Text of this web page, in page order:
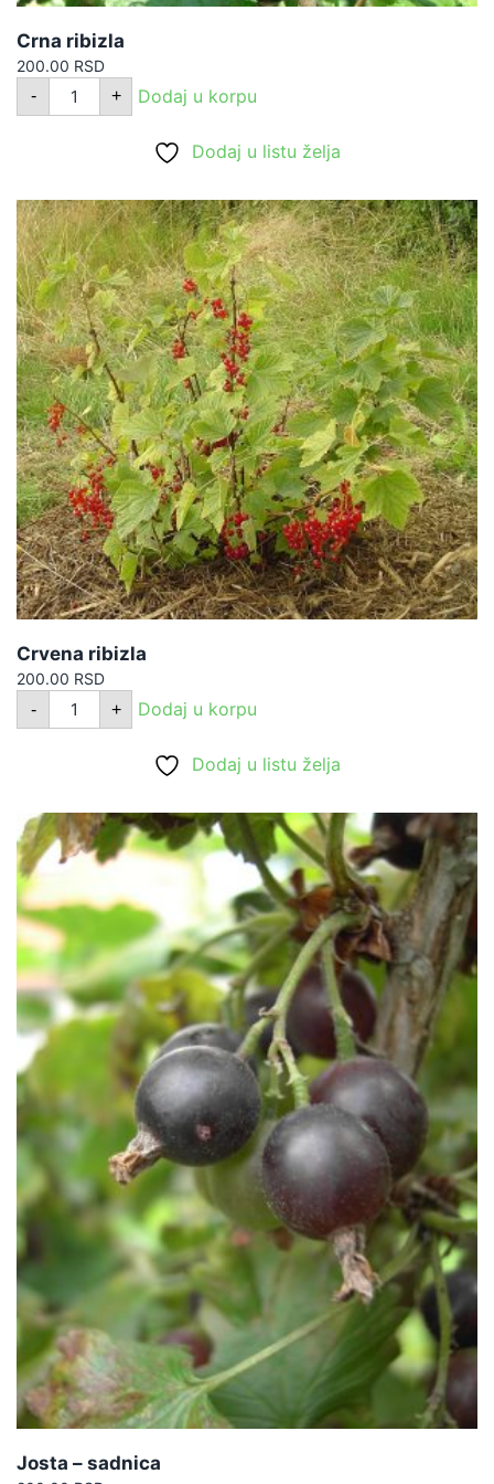
Crna ribizla
200.00 RSD
-
Crna
ribizla
količina
+ Dodaj u korpu
Dodaj u listu želja
Crvena ribizla
200.00 RSD
-
Crvena
ribizla
količina
+ Dodaj u korpu
Dodaj u listu želja
Josta – sadnica